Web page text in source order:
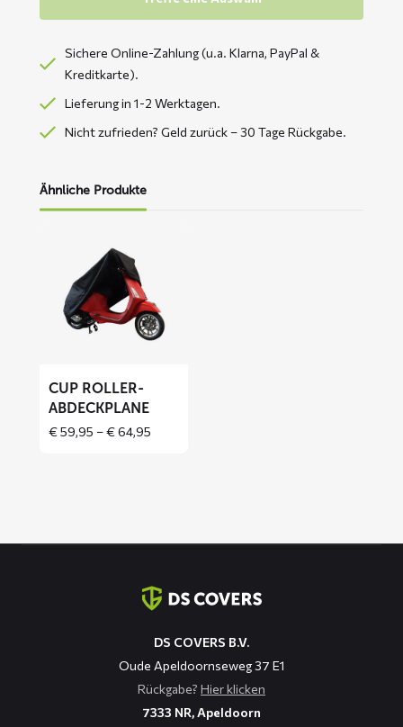
Sichere Online-Zahlung (u.a. Klarna, PayPal &
Kreditkarte).
Lieferung in 1-2 Werktagen.
Nicht zufrieden? Geld zurück – 30 Tage Rückgabe.
Ähnliche Produkte
Roller-
CUP ROLLER-
ABDECKPLANE
€59,95 –€64,95
DS COVERS B.V.
Oude Apeldoornseweg 37 E1
Rückgabe? Hier klicken
7333 NR, Apeldoorn